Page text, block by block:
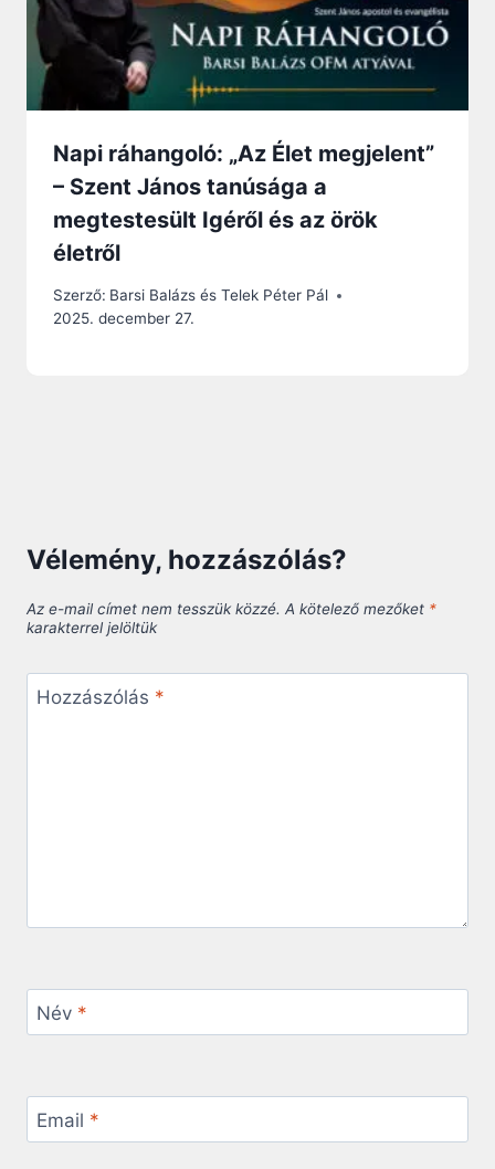
Napi ráhangoló: „Az Élet megjelent”
– Szent János tanúsága a
megtestesült Igéről és az örök
életről
Szerző: Barsi Balázs és Telek Péter Pál
2025. december 27.
Vélemény, hozzászólás?
Az e-mail címet nem tesszük közzé. A kötelező mezőket *
karakterrel jelöltük
Hozzászólás *
Név *
Email *